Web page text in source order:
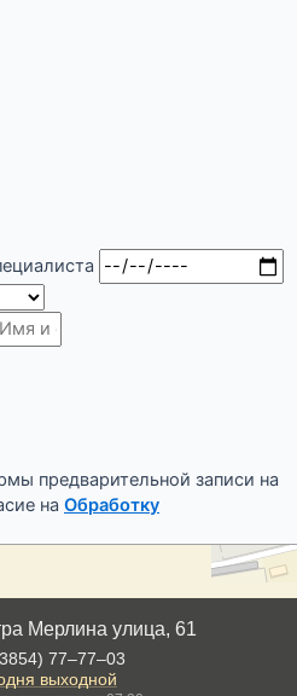
предварительной записи на
на Обработку